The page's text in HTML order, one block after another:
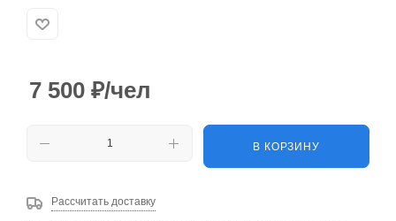
7 500 ₽/чел
В КОРЗИНУ
Рассчитать доставку